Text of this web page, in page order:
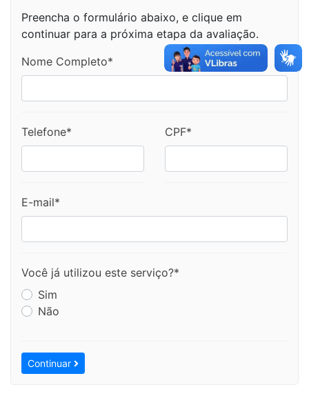
Preencha o formulário abaixo, e clique em
continuar para a próxima etapa da avaliação.
Nome Completo*
Telefone* CPF*
E-mail*
Você já utilizou este serviço?*
Sim
Não
Continuar